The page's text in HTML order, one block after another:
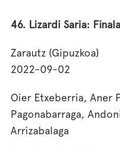
46. Lizardi Saria: Finala
Zarautz (Gipuzkoa)
2022-09-02
Oier Etxeberria, Aner
Pagonabarraga,
Arrizabalaga